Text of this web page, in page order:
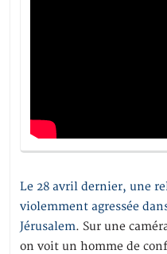
Le 28 avril dernier, une
violemment agressée
Jérusalem. Sur une
on voit un homme de